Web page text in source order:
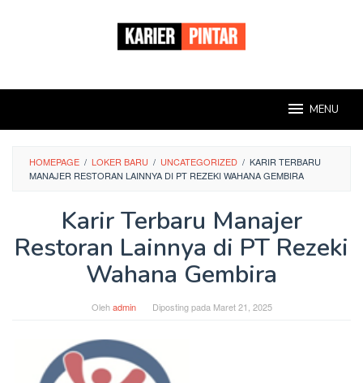
MENU
HOMEPAGE / LOKER BARU / UNCATEGORIZED / KARIR TERBARU
MANAJER RESTORAN LAINNYA DI PT REZEKI WAHANA GEMBIRA
Karir Terbaru Manajer
Restoran Lainnya di PT Rezeki
Wahana Gembira
Olehadmin Diposting pada Maret 21, 2025